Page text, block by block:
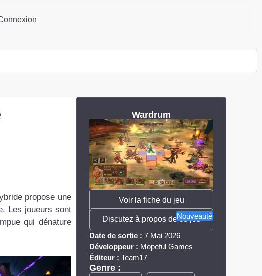
propose une
Les joueurs sont
qui dénature
Wardrum
Voir la fiche du jeu
Nouveauté
Discutez à propos de ce jeu
Date de sortie : 7 Mai 2026
Développeur : Mopeful Games
Éditeur : Team17
Genre :